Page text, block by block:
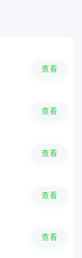
查看
查看
查看
查看
查看